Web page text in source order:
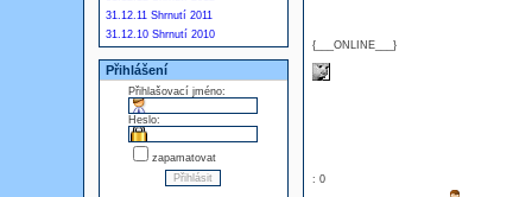
31.12.11 Shrnutí 2011
31.12.10 Shrnutí 2010
Přihlášení
Přihlašovací jméno:
Heslo:
zapamatovat
{___ONLINE___}
: 0